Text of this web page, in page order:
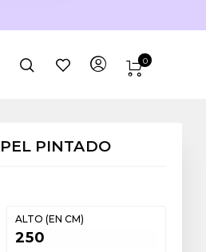
0
PINTADO
ALTO (EN CM)